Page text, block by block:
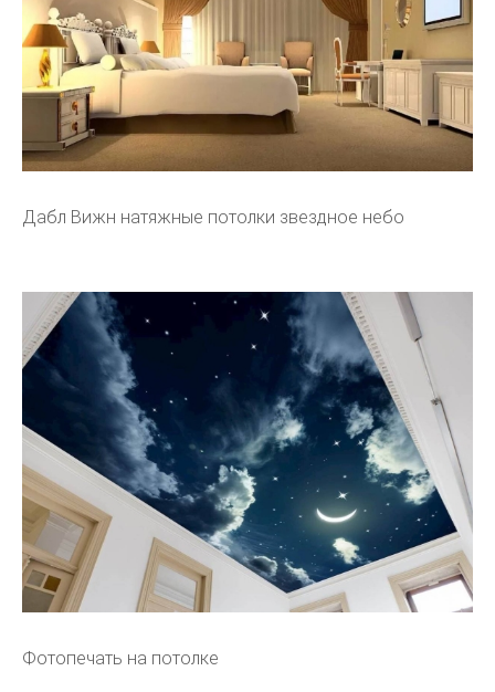
Дабл Вижн натяжные потолки звездное небо
Фотопечать на потолке